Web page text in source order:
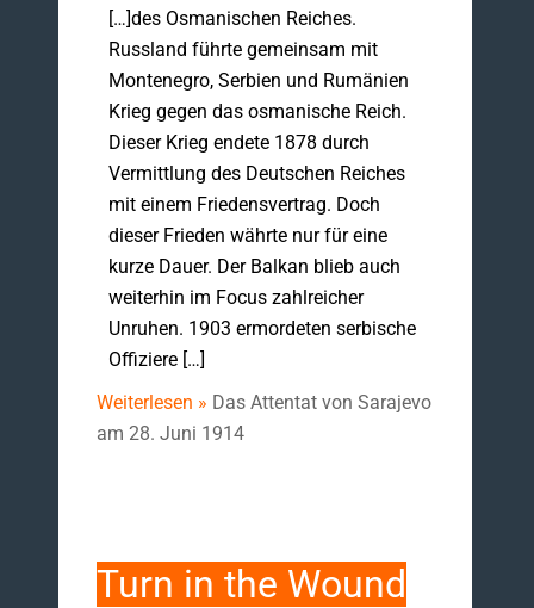
[…]des Osmanischen Reiches.
Russland führte gemeinsam mit
Montenegro, Serbien und Rumänien
Krieg gegen das osmanische Reich.
Dieser Krieg endete 1878 durch
Vermittlung des Deutschen Reiches
mit einem Friedensvertrag. Doch
dieser Frieden währte nur für eine
kurze Dauer. Der Balkan blieb auch
weiterhin im Focus zahlreicher
Unruhen. 1903 ermordeten serbische
Offiziere […]
Weiterlesen » Das Attentat von Sarajevo
am 28. Juni 1914
Turn in the Wound